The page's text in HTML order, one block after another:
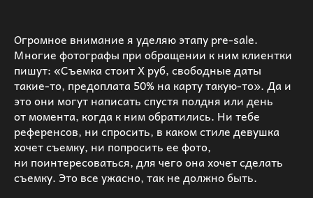
Огромное внимание я уделяю этапу pre-sale.
Многие фотографы при обращении к ним клиентки
пишут: «Съемка стоит Х руб, свободные даты
такие-то, предоплата 50% на карту такую-то». Да и
это они могут написать спустя полдня или день
от момента, когда к ним обратились. Ни тебе
референсов, ни спросить, в каком стиле девушка
хочет съемку, ни попросить ее фото,
ни поинтересоваться, для чего она хочет сделать
съемку. Это все ужасно, так не должно быть.